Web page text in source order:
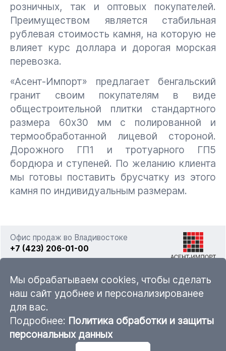
розничных, так и оптовых покупателей.
Преимуществом является стабильная
рублевая стоимость камня, на которую не
влияет курс доллара и дорогая морская
перевозка.
«Асент-Импорт» предлагает бенгальский
гранит своим покупателям в виде
общестроительной плитки стандартного
размера 60х30 мм с полированной и
термообработанной лицевой стороной.
Дорожного ГП1 и тротуарного ГП5
бордюра и ступеней. По желанию клиента
мы готовы поставить брусчатку из этого
камня по индивидуальным размерам.
Офис продаж во Владивостоке
+7 (423) 206-01-00
sales@ascent-import.ru
Карта каталога продукции
Мы обрабатываем cookies, чтобы сделать
наш сайт удобнее и персонализированее
для вас.
Подробнее: Политика обработки и защиты
персональных данных